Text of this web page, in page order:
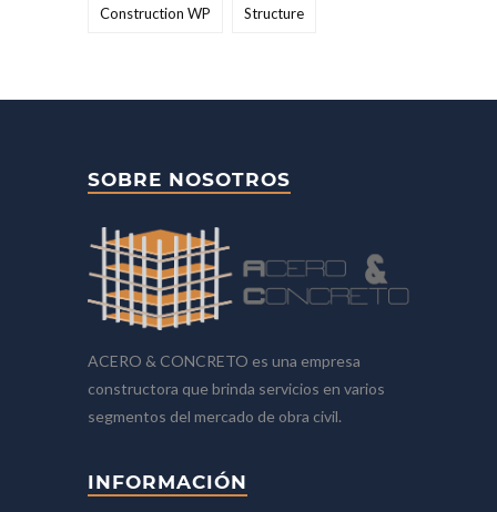
Construction WP Structure
SOBRE NOSOTROS
ACERO & CONCRETO es una empresa
constructora que brinda servicios en varios
segmentos del mercado de obra civil.
INFORMACIÓN